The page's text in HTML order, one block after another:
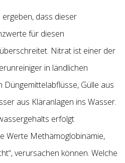
dass dieser
für diesen
Nitrat ist einer der
in ländlichen
Düngemittelabflüsse, Gülle aus
aus Kläranlagen ins Wasser.
erfolgt
Werte Methämoglobinämie,
verursachen können. Welche